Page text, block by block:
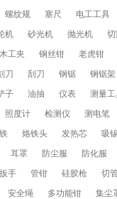
螺纹规 塞尺
电工工具
机 砂光机 抛光机
木工夹 钢丝钳
老虎钳
刀 刮刀 钢锯
钢锯架
子 油抽 仪表
测量
照度计 检测仪
测电笔
烙铁头 发热芯
吸
耳罩 防尘服
防化服
手 管钳 硅胶枪
切
安全绳 多功能钳
集尘